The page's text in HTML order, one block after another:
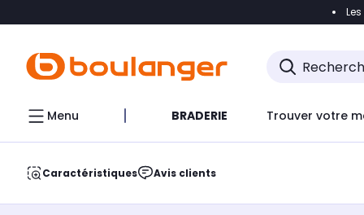
Accéder
Menu BRADERIE Trouver votre
Caractéristiques Avis clients